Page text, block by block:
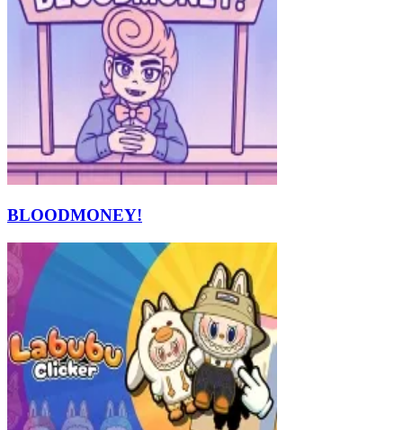
BLOODMONEY!